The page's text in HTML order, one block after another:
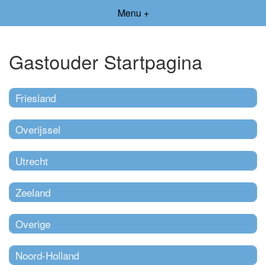
Menu +
Gastouder Startpagina
Friesland
Overijssel
Utrecht
Zeeland
Overige
Noord-Holland